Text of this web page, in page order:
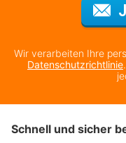
Wir verarbeiten Ihre
Datenschutzrichtlinie
Schnell und sicher